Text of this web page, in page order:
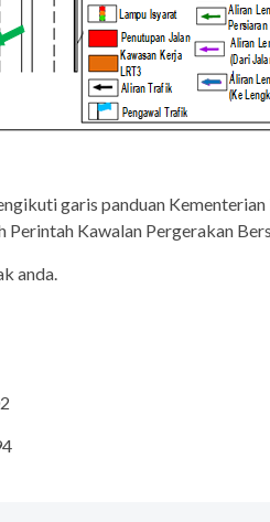
garis panduan
Kawalan Pergerakan
anda.